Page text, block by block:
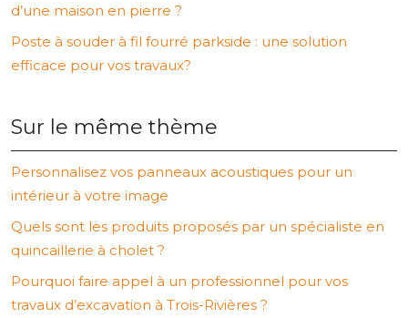
d’une maison en pierre ?
Poste à souder à fil fourré parkside : une solution
efficace pour vos travaux?
Sur le même thème
Personnalisez vos panneaux acoustiques pour un
intérieur à votre image
Quels sont les produits proposés par un spécialiste en
quincaillerie à cholet ?
Pourquoi faire appel à un professionnel pour vos
travaux d’excavation à Trois-Rivières ?